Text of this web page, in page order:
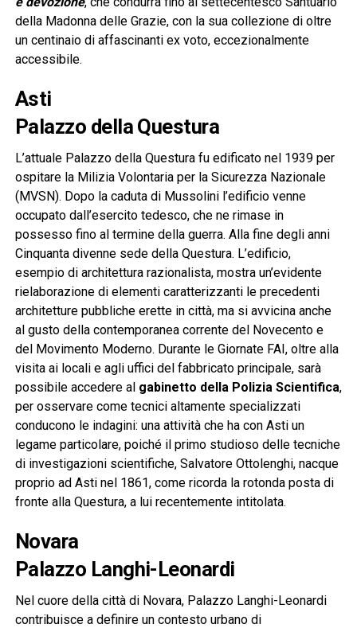
della Madonna delle Grazie, con la sua collezione di oltre
un centinaio di affascinanti ex voto, eccezionalmente
accessibile.
Asti
Palazzo della Questura
L’attuale Palazzo della Questura fu edificato nel 1939 per
ospitare la Milizia Volontaria per la Sicurezza Nazionale
(MVSN). Dopo la caduta di Mussolini l’edificio venne
occupato dall’esercito tedesco, che ne rimase in
possesso fino al termine della guerra. Alla fine degli anni
Cinquanta divenne sede della Questura. L’edificio,
esempio di architettura razionalista, mostra un’evidente
rielaborazione di elementi caratterizzanti le precedenti
architetture pubbliche erette in città, ma si avvicina anche
al gusto della contemporanea corrente del Novecento e
del Movimento Moderno. Durante le Giornate FAI, oltre alla
visita ai locali e agli uffici del fabbricato principale, sarà
possibile accedere al gabinetto della Polizia Scientifica,
per osservare come tecnici altamente specializzati
conducono le indagini: una attività che ha con Asti un
legame particolare, poiché il primo studioso delle tecniche
di investigazioni scientifiche, Salvatore Ottolenghi, nacque
proprio ad Asti nel 1861, come ricorda la rotonda posta di
fronte alla Questura, a lui recentemente intitolata.
Novara
Palazzo Langhi-Leonardi
Nel cuore della città di Novara, Palazzo Langhi-Leonardi
contribuisce a definire un contesto urbano di